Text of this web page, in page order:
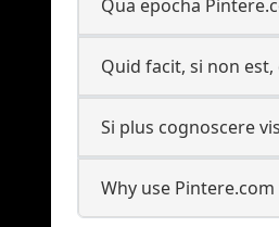
Qua epocha
Quid facit, si non
Si plus cognoscere
Why use